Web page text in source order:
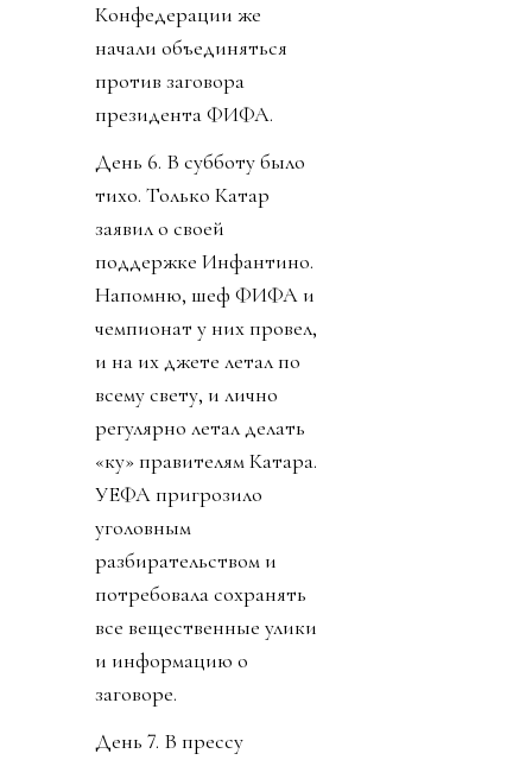
Конфедерации же
начали объединяться
против заговора
президента ФИФА.
День 6. В субботу было
тихо. Только Катар
заявил о своей
поддержке Инфантино.
Напомню, шеф ФИФА и
чемпионат у них провел,
и на их джете летал по
всему свету, и лично
регулярно летал делать
«ку» правителям Катара.
УЕФА пригрозило
уголовным
разбирательством и
потребовала сохранять
все вещественные улики
и информацию о
заговоре.
День 7. В прессу